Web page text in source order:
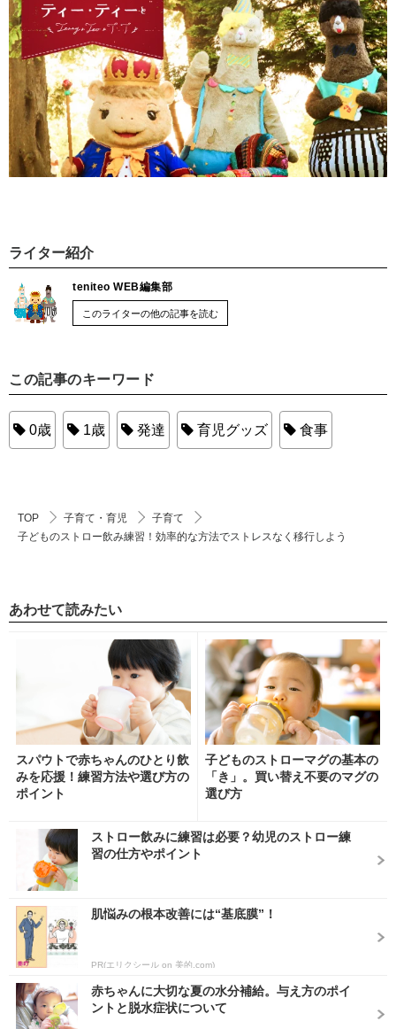
ライター紹介
teniteo WEB編集部
このライターの他の記事を読む
この記事のキーワード
0歳 1歳 発達 育児グッズ 食事
TOP 子育て・育児
子育て
子どものストロー飲み練習！効率的な方法でストレスなく移行しよう
あわせて読みたい
スパウトで赤ちゃんのひとり飲
みを応援！練習方法や選び方の
ポイント
子どものストローマグの基本の
「き」。買い替え不要のマグの
選び方
ストロー飲みに練習は必要？幼児のストロー練
習の仕方やポイント
肌悩みの根本改善には“基底膜”！
PR(エリクシール on 美的.com)
赤ちゃんに大切な夏の水分補給。与え方のポイ
ントと脱水症状について